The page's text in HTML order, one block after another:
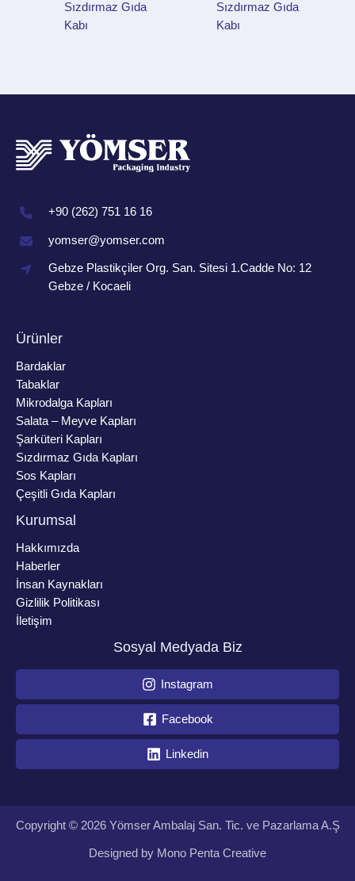
Sızdırmaz Gıda
Kabı
Sızdırmaz Gıda
Kabı
+90 (262) 751 16 16
yomser@yomser.com
Gebze Plastikçiler Org. San. Sitesi 1.Cadde No: 12
Gebze / Kocaeli
Ürünler
Bardaklar
Tabaklar
Mikrodalga Kapları
Salata – Meyve Kapları
Şarküteri Kapları
Sızdırmaz Gıda Kapları
Sos Kapları
Çeşitli Gıda Kapları
Kurumsal
Hakkımızda
Haberler
İnsan Kaynakları
Gizlilik Politikası
İletişim
Sosyal Medyada Biz
Instagram
Facebook
Linkedin
Copyright © 2026 Yömser Ambalaj San. Tic. ve Pazarlama A.Ş
Designed by Mono Penta Creative